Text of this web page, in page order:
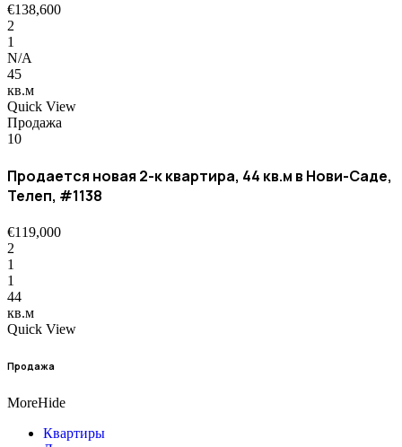
€138,600
2
1
N/A
45
кв.м
Quick View
Продажа
10
Продается новая 2-к квартира, 44 кв.м в Нови-Саде,
Телеп, #1138
€119,000
2
1
1
44
кв.м
Quick View
Продажа
MoreHide
Квартиры